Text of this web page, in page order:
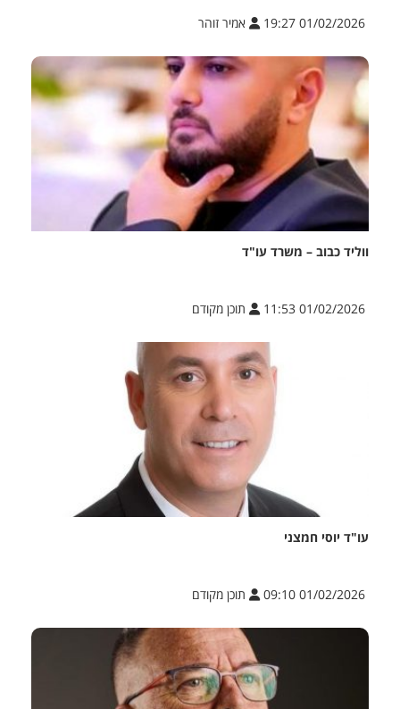
01/02/2026 19:27 אמיר זוהר
ווליד כבוב – משרד עו"ד
01/02/2026 11:53 תוכן מקודם
עו"ד יוסי חמצני
01/02/2026 09:10 תוכן מקודם